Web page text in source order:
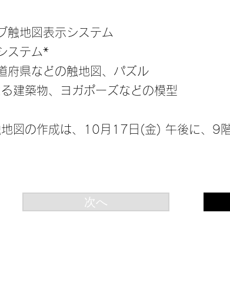
触地図表示システム
ステム*
府県などの触地図、パズル
建築物、ヨガポーズなどの模型
図の作成は、10月17日(金) 午後に、9
次へ